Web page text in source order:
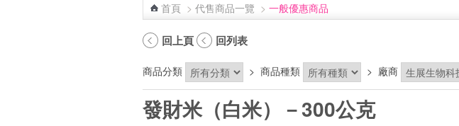
首頁 > 代售商品一覽 > 一般優惠商品
回上頁 回列表
商品分類 > 商品種類 > 廠商
發財米（白米）－300公克